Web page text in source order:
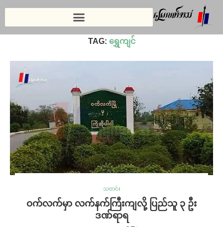
TAG: ရွှေကျင်
သတင်း
ဝက်လက်မှာ လက်နက်ကြီးကျလို့ ပြည်သူ ၃ ဦး
ဒဏ်ရာရ